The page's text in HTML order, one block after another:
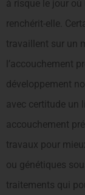
à risque le jour
renchérit-elle.
travaillent sur un
l’accouchement
développement
avec certitude un
accouchement
travaux pour
ou génétiques
traitements qui